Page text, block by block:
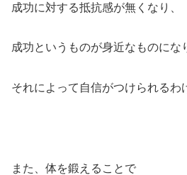
成功に対する抵抗感が無くなり、
成功というものが身近なものにな
それによって自信がつけられるわ
また、体を鍛えることで